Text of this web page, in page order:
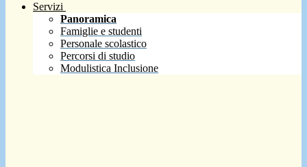
Servizi
Panoramica
Famiglie e studenti
Personale scolastico
Percorsi di studio
Modulistica Inclusione